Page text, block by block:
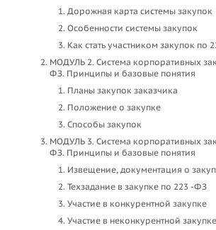
Дорожная карта системы закупок
Особенности системы закупок
Как стать участником закупок по
МОДУЛЬ 2. Cистема корпоративных
ФЗ. Принципы и базовые понятия
Планы закупок заказчика
Положение о закупке
Способы закупок
МОДУЛЬ 3. Cистема корпоративных
ФЗ. Принципы и базовые понятия
Извещение, документация о
Техзадание в закупке по 223 -ФЗ
Участие в конкурентной закупке
Участие в неконкурентной закупке